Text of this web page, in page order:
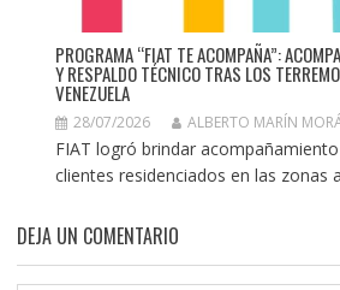
PROGRAMA “FIAT TE ACOMPAÑA”:
Y RESPALDO TÉCNICO TRAS LOS
VENEZUELA
28/07/2026 ALBERTO MARÍN
FIAT logró brindar
clientes residenciados en las zonas
DEJA UN COMENTARIO